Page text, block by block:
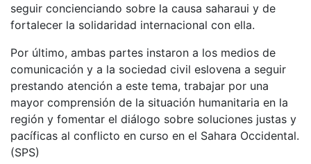
seguir concienciando sobre la causa saharaui y de
fortalecer la solidaridad internacional con ella.
Por último, ambas partes instaron a los medios de
comunicación y a la sociedad civil eslovena a seguir
prestando atención a este tema, trabajar por una
mayor comprensión de la situación humanitaria en la
región y fomentar el diálogo sobre soluciones justas y
pacíficas al conflicto en curso en el Sahara Occidental.
(SPS)